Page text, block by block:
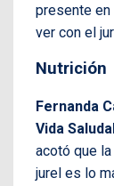
presente en
ver con el
Nutrición
Fernanda
Vida
acotó que
jurel es lo